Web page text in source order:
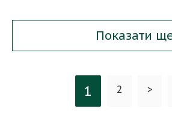
Показати
1 2 >